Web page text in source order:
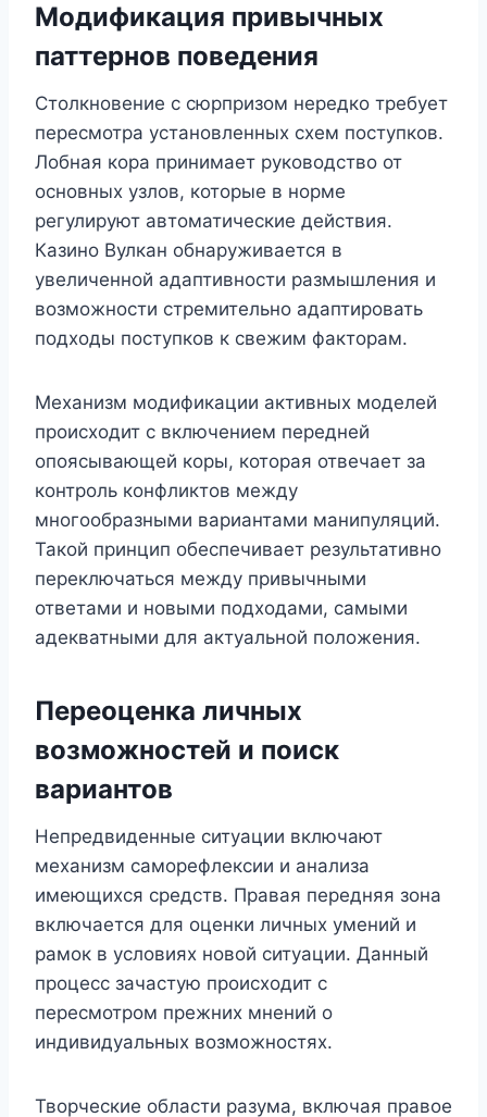
Модификация привычных
паттернов поведения
Столкновение с сюрпризом нередко требует
пересмотра установленных схем поступков.
Лобная кора принимает руководство от
основных узлов, которые в норме
регулируют автоматические действия.
Казино Вулкан обнаруживается в
увеличенной адаптивности размышления и
возможности стремительно адаптировать
подходы поступков к свежим факторам.
Механизм модификации активных моделей
происходит с включением передней
опоясывающей коры, которая отвечает за
контроль конфликтов между
многообразными вариантами манипуляций.
Такой принцип обеспечивает результативно
переключаться между привычными
ответами и новыми подходами, самыми
адекватными для актуальной положения.
Переоценка личных
возможностей и поиск
вариантов
Непредвиденные ситуации включают
механизм саморефлексии и анализа
имеющихся средств. Правая передняя зона
включается для оценки личных умений и
рамок в условиях новой ситуации. Данный
процесс зачастую происходит с
пересмотром прежних мнений о
индивидуальных возможностях.
Творческие области разума, включая правое